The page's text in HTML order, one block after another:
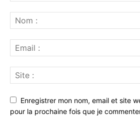
Enregistrer mon nom, email et site
pour la prochaine fois que je